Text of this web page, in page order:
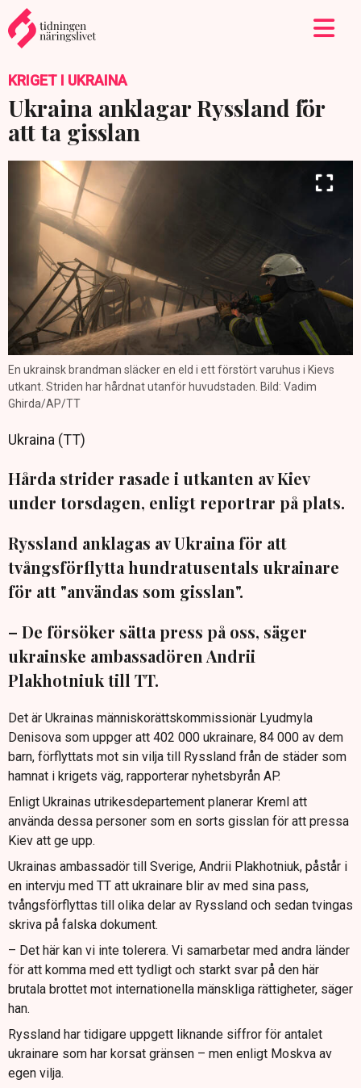
KRIGET I UKRAINA
Ukraina anklagar Ryssland för
att ta gisslan
En ukrainsk brandman släcker en eld i ett förstört varuhus i Kievs
utkant. Striden har hårdnat utanför huvudstaden. Bild: Vadim
Ghirda/AP/TT
Ukraina (TT)
Hårda strider rasade i utkanten av Kiev
under torsdagen, enligt reportrar på plats.
Ryssland anklagas av Ukraina för att
tvångsförflytta hundratusentals ukrainare
för att "användas som gisslan".
– De försöker sätta press på oss, säger
ukrainske ambassadören Andrii
Plakhotniuk till TT.
Det är Ukrainas människorättskommissionär Lyudmyla
Denisova som uppger att 402 000 ukrainare, 84 000 av dem
barn, förflyttats mot sin vilja till Ryssland från de städer som
hamnat i krigets väg, rapporterar nyhetsbyrån AP.
Enligt Ukrainas utrikesdepartement planerar Kreml att
använda dessa personer som en sorts gisslan för att pressa
Kiev att ge upp.
Ukrainas ambassadör till Sverige, Andrii Plakhotniuk, påstår i
en intervju med TT att ukrainare blir av med sina pass,
tvångsförflyttas till olika delar av Ryssland och sedan tvingas
skriva på falska dokument.
– Det här kan vi inte tolerera. Vi samarbetar med andra länder
för att komma med ett tydligt och starkt svar på den här
brutala brottet mot internationella mänskliga rättigheter, säger
han.
Ryssland har tidigare uppgett liknande siffror för antalet
ukrainare som har korsat gränsen – men enligt Moskva av
egen vilja.